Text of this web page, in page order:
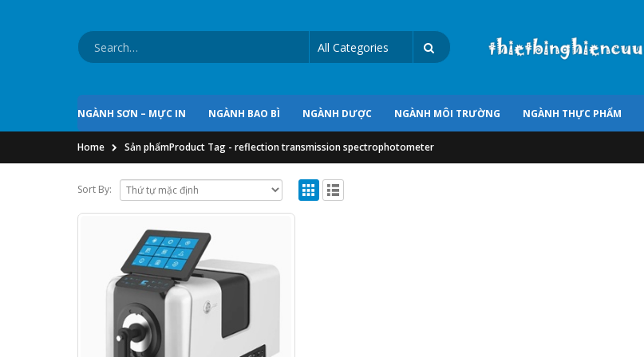
NGÀNH SƠN – MỰC IN NGÀNH BAO BÌ NGÀNH DƯỢC NGÀNH MÔI TRƯỜNG NGÀNH THỰC PHẨM
Home Sản phẩmProduct Tag - reflection transmission spectrophotometer
Sort By: